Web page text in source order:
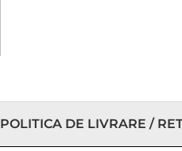
POLITICA DE LIVRARE /